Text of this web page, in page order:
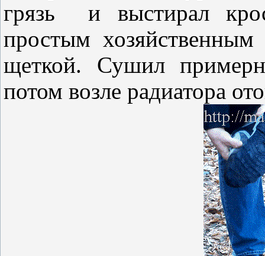
грязь и выстирал
простым
щеткой. Сушил
потом возле радиатора